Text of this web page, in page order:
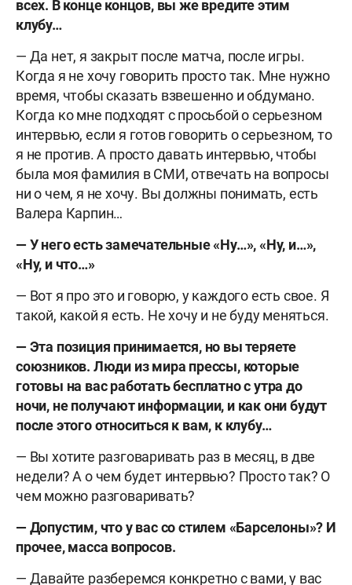
всех. В конце концов, вы же вредите этим
клубу…
— Да нет, я закрыт после матча, после игры.
Когда я не хочу говорить просто так. Мне нужно
время, чтобы сказать взвешенно и обдумано.
Когда ко мне подходят с просьбой о серьезном
интервью, если я готов говорить о серьезном, то
я не против. А просто давать интервью, чтобы
была моя фамилия в СМИ, отвечать на вопросы
ни о чем, я не хочу. Вы должны понимать, есть
Валера Карпин…
— У него есть замечательные «Ну…», «Ну, и…»,
«Ну, и что…»
— Вот я про это и говорю, у каждого есть свое. Я
такой, какой я есть. Не хочу и не буду меняться.
— Эта позиция принимается, но вы теряете
союзников. Люди из мира прессы, которые
готовы на вас работать бесплатно с утра до
ночи, не получают информации, и как они будут
после этого относиться к вам, к клубу…
— Вы хотите разговаривать раз в месяц, в две
недели? А о чем будет интервью? Просто так? О
чем можно разговаривать?
— Допустим, что у вас со стилем «Барселоны»? И
прочее, масса вопросов.
— Давайте разберемся конкретно с вами, у вас